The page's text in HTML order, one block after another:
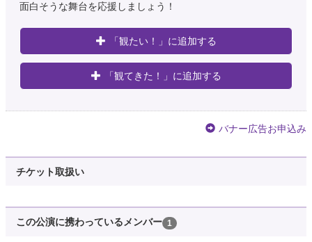
面白そうな舞台を応援しましょう！
「観たい！」に追加する
「観てきた！」に追加する
バナー広告お申込み
チケット取扱い
この公演に携わっているメンバー 1